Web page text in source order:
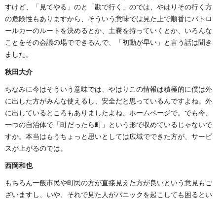
すけど、「見てやる」のと「勘で行く」のでは、やはりその行く方
の危険性もありますから、そういう意味では見た上で順番にパトロ
ールカーのルートを決めるとか、土嚢を持っていくとか、いろんな
ことをその会議の場でできるんで、「初動が早い」と言う話は聞き
ました。
秋田大介
ちなみに今はそういう意味では、やはりこの情報は積極的に僕は外
に出した方がみんな使えるし、安全だと思っているんですよね。外
に出しているところもありましたよね、ホームページで。でも今、
一つの自治体で「町だったら町」という形で収めているじゃないで
すか。本当はもうちょっと思いとしては広域でできた方が、サービ
スが上がるのでは。
西岡和也
もちろん一般市民や町民の方が直接見えた方が良いという意見もご
ざいますし、いや、それで見た人がパニックを起こしても困るとい